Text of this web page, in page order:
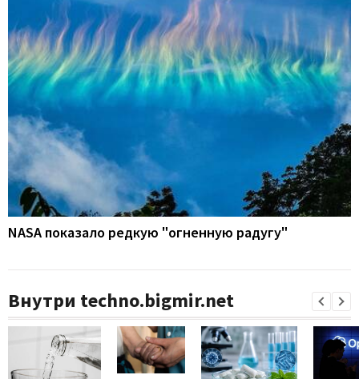
NASA показало редкую "огненную радугу"
Внутри techno.bigmir.net